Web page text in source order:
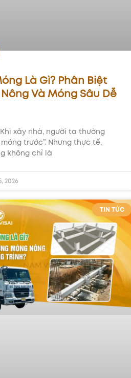
Là Gì? Phân Biệt
Và Móng Sâu Dễ
xây nhà, người ta thường
trước”. Nhưng thực tế,
không chỉ là
2026
TIN TỨC